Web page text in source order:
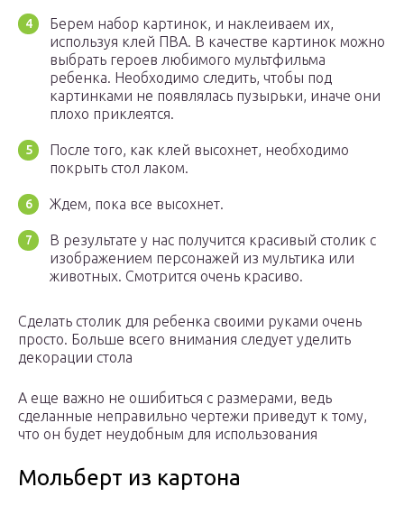
Берем набор картинок, и наклеиваем их,
используя клей ПВА. В качестве картинок можно
выбрать героев любимого мультфильма
ребенка. Необходимо следить, чтобы под
картинками не появлялась пузырьки, иначе они
плохо приклеятся.
После того, как клей высохнет, необходимо
покрыть стол лаком.
Ждем, пока все высохнет.
В результате у нас получится красивый столик с
изображением персонажей из мультика или
животных. Смотрится очень красиво.
Сделать столик для ребенка своими руками очень
просто. Больше всего внимания следует уделить
декорации стола
А еще важно не ошибиться с размерами, ведь
сделанные неправильно чертежи приведут к тому,
что он будет неудобным для использования
Мольберт из картона